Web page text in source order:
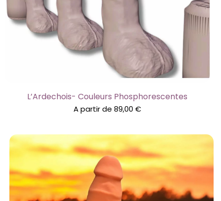
L’Ardechois- Couleurs Phosphorescentes
A partir de89,00€